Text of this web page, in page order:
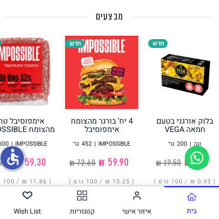
גבינות טבעוניות
מבצעים
חדש
בלוק אורגני בטעם
חמאה VEGA
200 גר׳ | וגה
‏19.50 ₪ ‏1.90 ₪
( ‏0.95 ₪ / 100 גרם )
חדש
4 יח' בורגר מהצומח
אימפוסיבל
452 גר׳ | IMPOSSIBLE
‏72.60 ₪
( ‏13.25 ₪ / 100 גרם )
אימפוסיבל
מהצומח IMPOSSIBLE
| IMPOSSIBLE
‏68.00 ₪
( ‏11.86 ₪ / 100 גרם
הוסיפו בית איזור אישי קטגוריות Wish List
accessible